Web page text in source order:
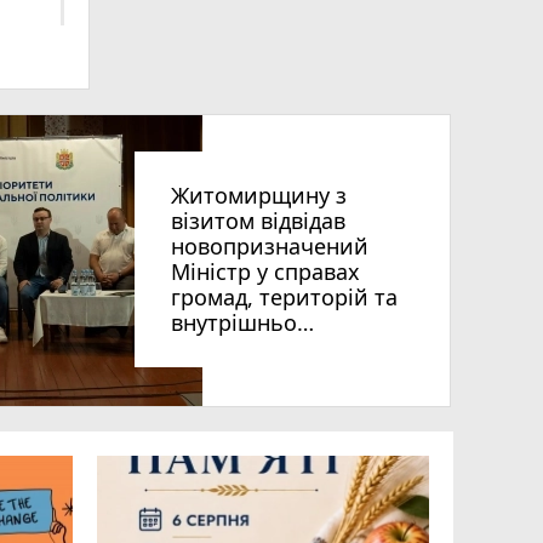
Житомирщину з
візитом відвідав
новопризначений
Міністр у справах
громад, територій та
внутрішньо
України Віталій Безгін
photo_camera